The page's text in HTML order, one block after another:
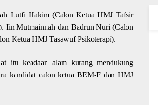
Lutfi Hakim (Calon Ketua HMJTafsir
Iin Mutmainnah dan BadrunNuri (Calon
Ketua HMJ Tasawuf Psikoterapi).
itu keadaan alamkurang mendukung
kandidat calon ketua BEM-F dan HMJ